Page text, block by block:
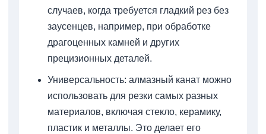
случаев, когда требуется гладкий рез без
заусенцев, например, при обработке
драгоценных камней и других
прецизионных деталей.
Универсальность: алмазный канат можно
использовать для резки самых разных
материалов, включая стекло, керамику,
пластик и металлы. Это делает его